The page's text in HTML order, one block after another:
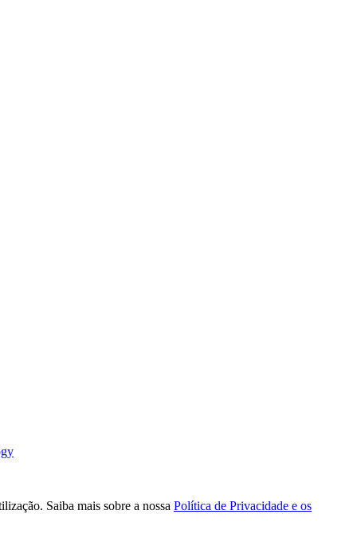
Saiba mais sobre a nossa Política de Privacidade e os